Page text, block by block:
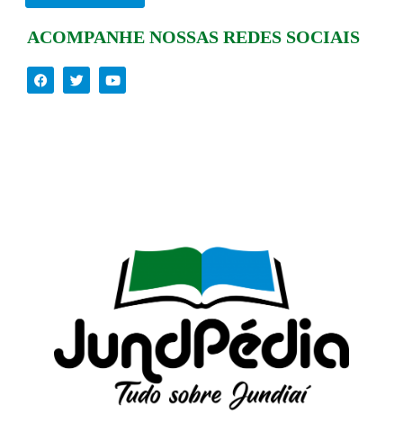
ACOMPANHE NOSSAS REDES SOCIAIS